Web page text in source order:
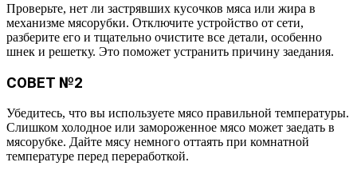
Проверьте, нет ли застрявших кусочков мяса или жира в
механизме мясорубки. Отключите устройство от сети,
разберите его и тщательно очистите все детали, особенно
шнек и решетку. Это поможет устранить причину заедания.
СОВЕТ №2
Убедитесь, что вы используете мясо правильной температуры.
Слишком холодное или замороженное мясо может заедать в
мясорубке. Дайте мясу немного оттаять при комнатной
температуре перед переработкой.